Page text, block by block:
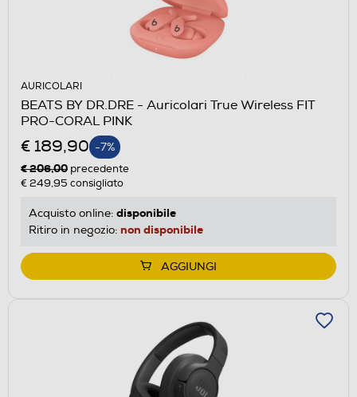
AURICOLARI
BEATS BY DR.DRE - Auricolari True Wireless FIT
PRO-CORAL PINK
€ 189,90 -7%
€ 206,00 precedente
€ 249,95 consigliato
Acquisto online: disponibile
Ritiro in negozio: non disponibile
AGGIUNGI